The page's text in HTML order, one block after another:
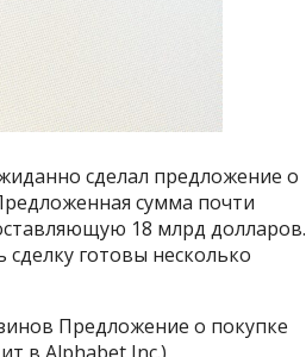
сделал предложение о
сумма почти
18 млрд долларов.
готовы несколько
Предложение о покупке
в Alphabet Inc.)